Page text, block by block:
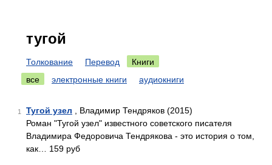
тугой
Толкование Перевод
Книги
все
электронные книги аудиокниги
1 Тугой узел , Владимир Тендряков (2015)
Роман "Тугой узел" известного советского писателя
Владимира Федоровича Тендрякова - это история о том,
как… 159 руб